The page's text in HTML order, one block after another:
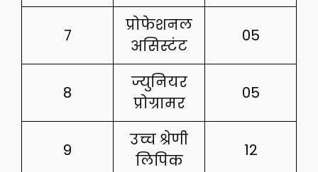
7
प्रोफेशनल
असिस्टंट
05
8
ज्युनियर
प्रोग्रामर
05
9
उच्च श्रेणी
लिपिक
12